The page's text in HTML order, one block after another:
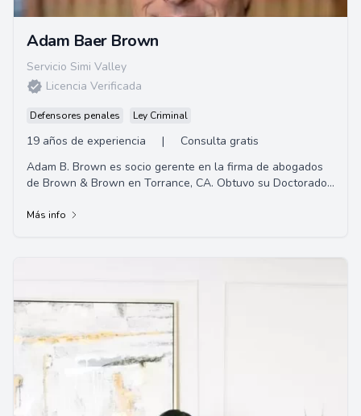
Adam Baer Brown
Servicio Simi Valley
Licencia Verificada
Defensores penales Ley Criminal
19 años de experiencia |
Consulta gratis
Adam B. Brown es socio gerente en la firma de abogados
de Brown & Brown en Torrance, CA. Obtuvo su Doctorado
Se enfoca en Derecho Administrativo, Defensa Criminal y
Más info